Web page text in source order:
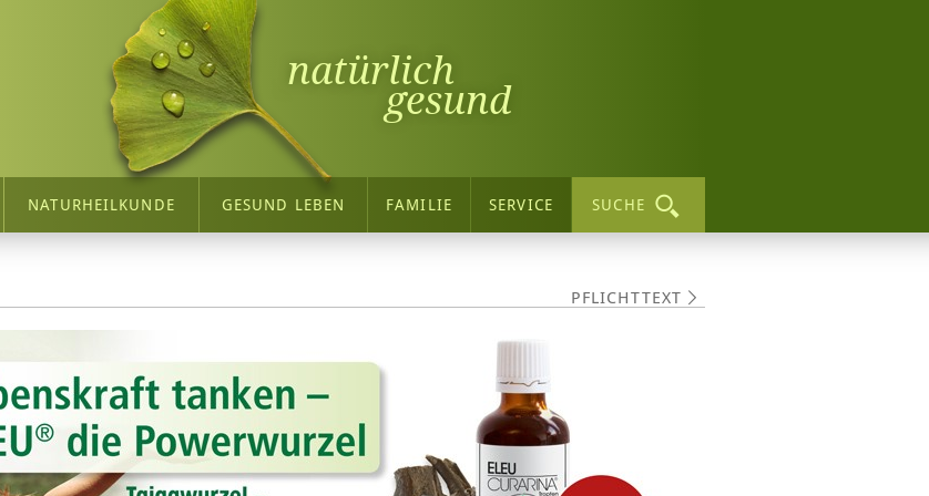
natürlich
gesund
NATURHEILKUNDE GESUND LEBEN FAMILIE SERVICE SUCHE
PFLICHTTEXT